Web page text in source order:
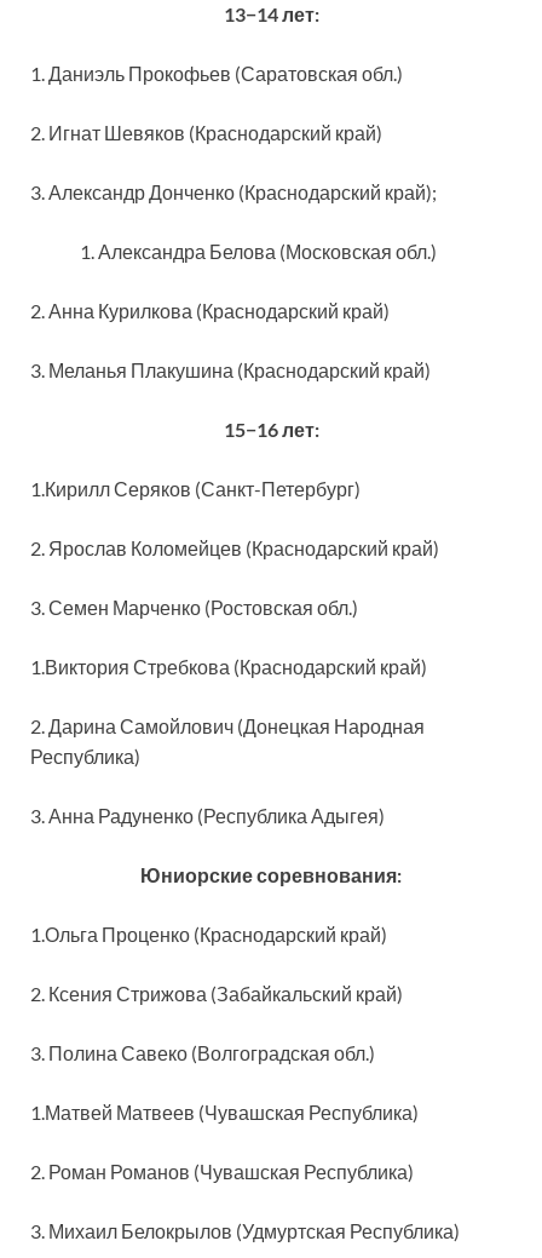
13−14 лет:
1. Даниэль Прокофьев (Саратовская обл.)
2. Игнат Шевяков (Краснодарский край)
3. Александр Донченко (Краснодарский край);
Александра Белова (Московская обл.)
2. Анна Курилкова (Краснодарский край)
3. Меланья Плакушина (Краснодарский край)
15−16 лет:
1.Кирилл Серяков (Санкт-Петербург)
2. Ярослав Коломейцев (Краснодарский край)
3. Семен Марченко (Ростовская обл.)
1.Виктория Стребкова (Краснодарский край)
2. Дарина Самойлович (Донецкая Народная
Республика)
3. Анна Радуненко (Республика Адыгея)
Юниорские соревнования:
1.Ольга Проценко (Краснодарский край)
2. Ксения Стрижова (Забайкальский край)
3. Полина Савеко (Волгоградская обл.)
1.Матвей Матвеев (Чувашская Республика)
2. Роман Романов (Чувашская Республика)
3. Михаил Белокрылов (Удмуртская Республика)